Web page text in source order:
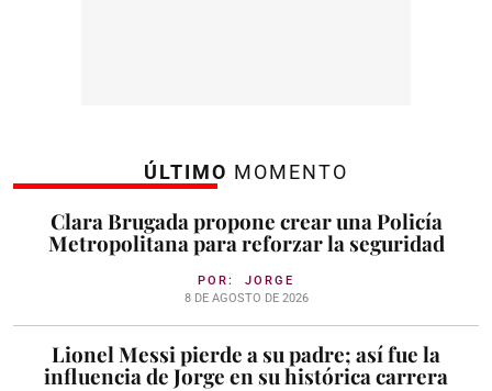
ÚLTIMO MOMENTO
Clara Brugada propone crear una Policía
Metropolitana para reforzar la seguridad
POR: JORGE
8 DE AGOSTO DE 2026
Lionel Messi pierde a su padre; así fue la
influencia de Jorge en su histórica carrera